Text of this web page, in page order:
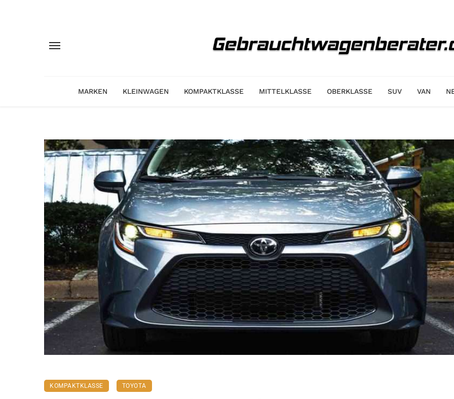
MARKEN KLEINWAGEN KOMPAKTKLASSE MITTELKLASSE OBERKLASSE SUV VAN
KOMPAKTKLASSE TOYOTA